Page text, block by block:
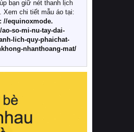
dòng sản phẩm thông
bộ chăn ga gối đệm
quy trình sản xuất
từ khâu chọn lọc nguyên
đến công nghệ dệt
đại không chứa hóa chất
cảm nhận rõ rệt sự khác
của phần đệm nâng đỡ
việc lựa chọn các dòng
bạn giữ nét thanh lịch
Xem chi tiết mẫu áo tại:
//equinoxmode.
so-mi-nu-tay-dai-
lich-quy-phaichat-
nhanthoang-mat/